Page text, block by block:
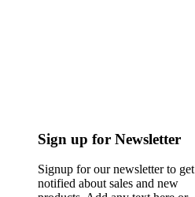
Sign up for Newsletter
Signup for our newsletter to get
notified about sales and new